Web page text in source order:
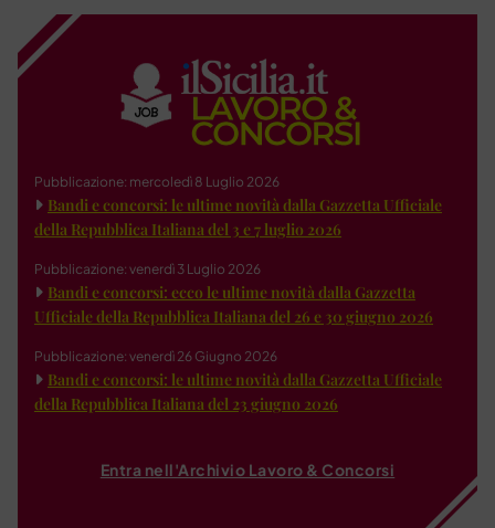
Pubblicazione: mercoledì 8 Luglio 2026
Bandi e concorsi: le ultime novità dalla Gazzetta Ufficiale
della Repubblica Italiana del 3 e 7 luglio 2026
Pubblicazione: venerdì 3 Luglio 2026
Bandi e concorsi: ecco le ultime novità dalla Gazzetta
Ufficiale della Repubblica Italiana del 26 e 30 giugno 2026
Pubblicazione: venerdì 26 Giugno 2026
Bandi e concorsi: le ultime novità dalla Gazzetta Ufficiale
della Repubblica Italiana del 23 giugno 2026
Entra nell'Archivio Lavoro & Concorsi